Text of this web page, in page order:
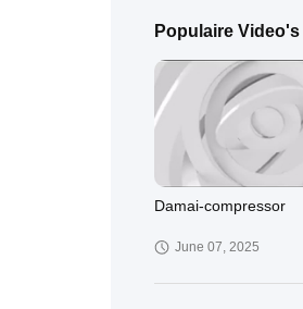
Populaire Video's
Damai-compressor
June 07, 2025